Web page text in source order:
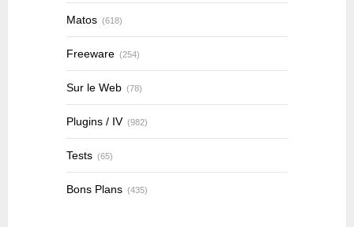
Matos (618)
Freeware (254)
Sur le Web (78)
Plugins / IV (982)
Tests (65)
Bons Plans (435)